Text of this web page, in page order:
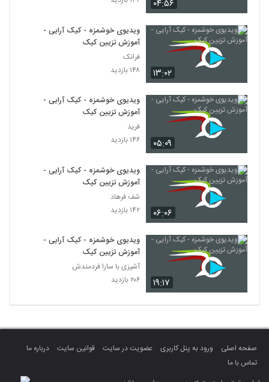
۰۴:۵۶
۱۳:۰۲
ویدیوی خوشمزه - کیک آرایی -
آموزش تزیین کیک
فرانک
۱۴۸ بازدید
۰۵:۰۹
ویدیوی خوشمزه - کیک آرایی -
آموزش تزیین کیک
فرید
۱۴۶ بازدید
۰۶:۰۶
ویدیوی خوشمزه - کیک آرایی -
آموزش تزیین کیک
شف فرهاد
۱۴۲ بازدید
۱۹:۱۷
ویدیوی خوشمزه - کیک آرایی -
آموزش تزیین کیک
آشپزی با سارا فردمندش
۲۰۶ بازدید
صفحه اصلی ورود به پنل کاربری عضویت در سایت قوانین سایت
درباره ما
تماس با ما